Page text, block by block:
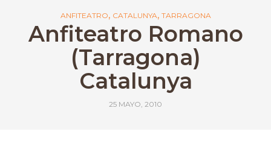
ANFITEATRO, CATALUNYA, TARRAGONA
Anfiteatro Romano
(Tarragona)
Catalunya
25 MAYO, 2010